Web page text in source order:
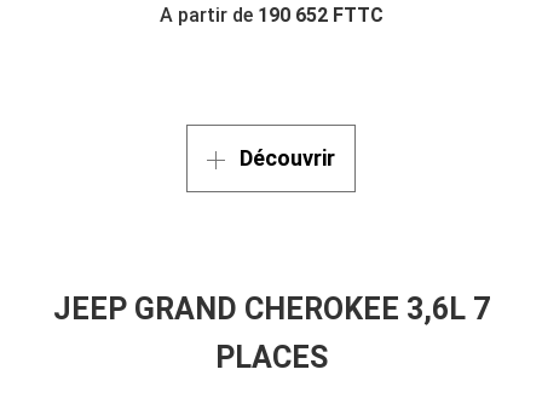
A partir de 190 652 FTTC
Découvrir
JEEP GRAND CHEROKEE 3,6L 7
PLACES